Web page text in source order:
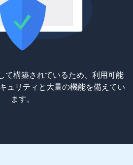
て構築されているため、利用可能
ュリティと大量の機能を備えてい
ます。